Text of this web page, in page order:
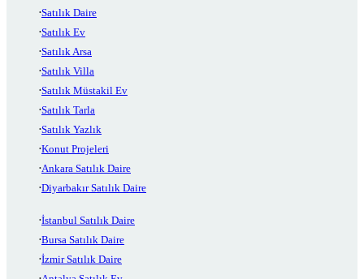
Satılık Daire
Satılık Ev
Satılık Arsa
Satılık Villa
Satılık Müstakil Ev
Satılık Tarla
Satılık Yazlık
Konut Projeleri
Ankara Satılık Daire
Diyarbakır Satılık Daire
İstanbul Satılık Daire
Bursa Satılık Daire
İzmir Satılık Daire